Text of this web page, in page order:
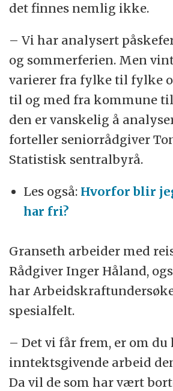
det finnes nemlig ikke.
– Vi har analysert
og sommerferien. Men
varierer fra fylke til fylke
til og med fra kommune
den er vanskelig å
forteller seniorrådgiver
Statistisk sentralbyrå.
Les også: Hvorfor blir
har fri?
Granseth arbeider med
Rådgiver Inger Håland,
har
spesialfelt.
– Det vi får frem, er om
inntektsgivende arbeid
Da vil de som har vært